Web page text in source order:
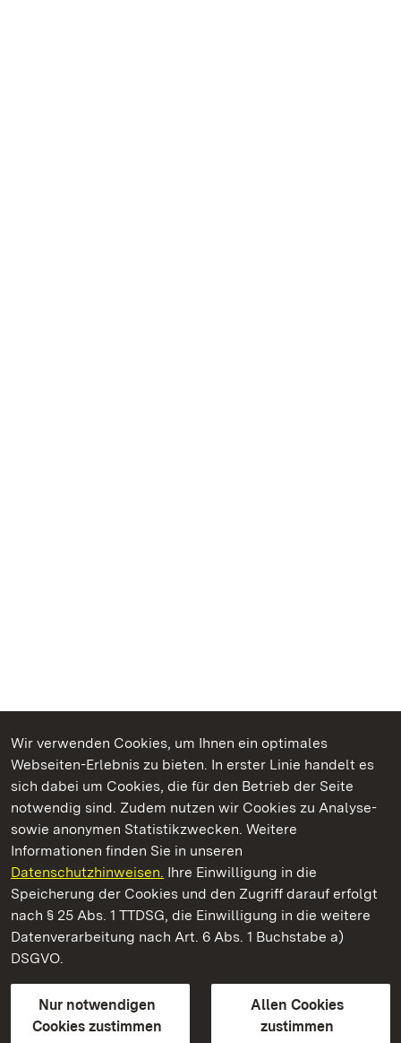
Wir verwenden Cookies, um Ihnen ein optimales
Webseiten-Erlebnis zu bieten. In erster Linie handelt es
sich dabei um Cookies, die für den Betrieb der Seite
notwendig sind. Zudem nutzen wir Cookies zu Analyse-
sowie anonymen Statistikzwecken. Weitere
Informationen finden Sie in unseren
Datenschutzhinweisen. Ihre Einwilligung in die
Speicherung der Cookies und den Zugriff darauf erfolgt
nach § 25 Abs. 1 TTDSG, die Einwilligung in die weitere
Datenverarbeitung nach Art. 6 Abs. 1 Buchstabe a)
DSGVO.
Nur notwendigen
Cookies zustimmen
Allen Cookies
zustimmen
Kommen. Staunen. Genießen.
Burgruine Hohenstaufen
Staatliche Schlösser und Gärten Baden-Württemberg
Kontakt
GebärdenspracheLeichte Sprache
Erklärung zur Barrierefreiheit
BITV-konform (geprüfte Seiten)